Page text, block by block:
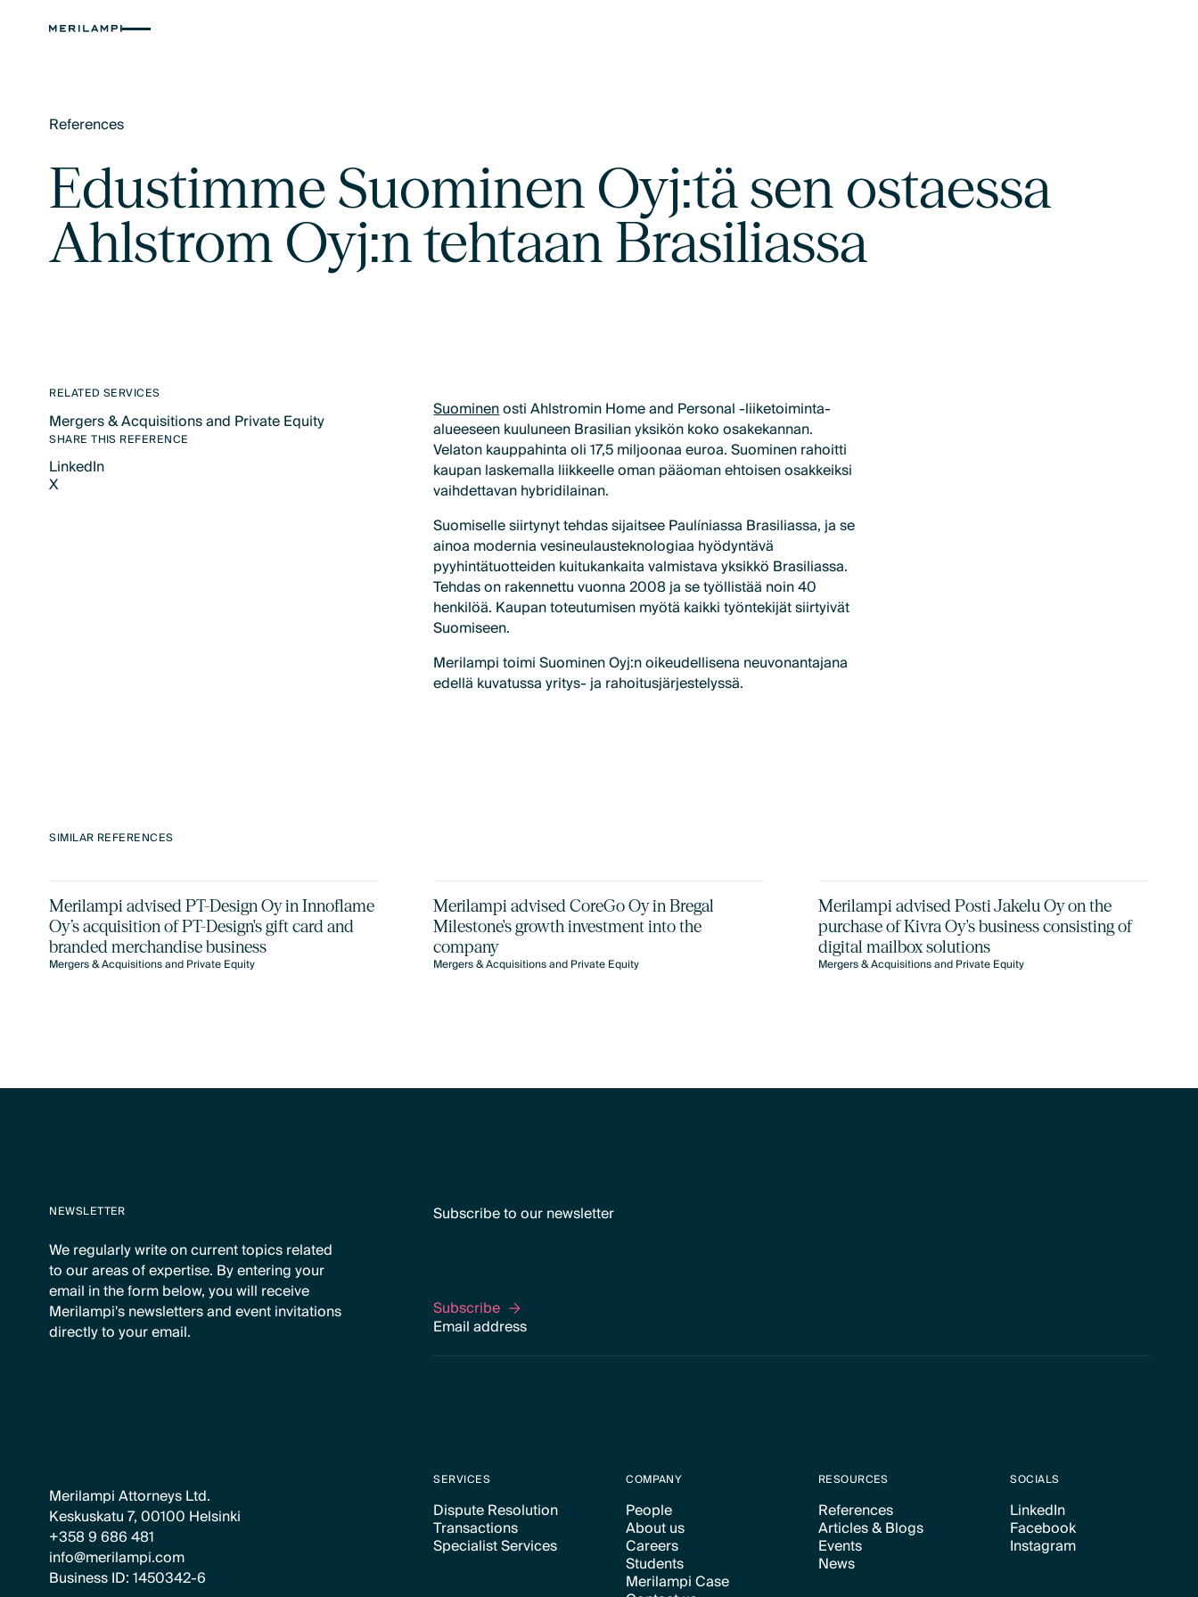
References
Edustimme Suominen Oyj:tä sen ostaessa
Ahlstrom Oyj:n tehtaan Brasiliassa
RELATED SERVICES
Mergers & Acquisitions and Private Equity
Text Link
SHARE THIS REFERENCE
LinkedIn
LinkedIn
X
Suominenosti Ahlstromin Home and Personal -liiketoiminta-
alueeseen kuuluneen Brasilian yksikön koko osakekannan.
Velaton kauppahinta oli 17,5 miljoonaa euroa. Suominen rahoitti
kaupan laskemalla liikkeelle oman pääoman ehtoisen osakkeiksi
vaihdettavan hybridilainan.
Suomiselle siirtynyt tehdas sijaitsee Paulíniassa Brasiliassa, ja se
ainoa modernia vesineulausteknologiaa hyödyntävä
pyyhintätuotteiden kuitukankaita valmistava yksikkö Brasiliassa.
Tehdas on rakennettu vuonna 2008 ja se työllistää noin 40
henkilöä. Kaupan toteutumisen myötä kaikki työntekijät siirtyivät
Suomiseen.
Merilampi toimi Suominen Oyj:n oikeudellisena neuvonantajana
edellä kuvatussa yritys- ja rahoitusjärjestelyssä.
SIMILAR REFERENCES
Merilampi advised PT-Design Oy in Innoflame
Oy’s acquisition of PT-Design's gift card and
branded merchandise business
Mergers & Acquisitions and Private Equity
Merilampi advised CoreGo Oy in Bregal
Milestone's growth investment into the
company
Mergers & Acquisitions and Private Equity
Merilampi advised Posti Jakelu Oy on the
purchase of Kivra Oy's business consisting of
digital mailbox solutions
Mergers & Acquisitions and Private Equity
NEWSLETTER
We regularly write on current topics related
to our areas of expertise. By entering your
email in the form below, you will receive
Merilampi's newsletters and event invitations
directly to your email.
Subscribe to our newsletter
Subscribe
Subscribe
Merilampi Attorneys Ltd.
Keskuskatu 7, 00100 Helsinki
+358 9 686 481
info@merilampi.com
Business ID: 1450342-6
SERVICES
Dispute Resolution
Text Link
Transactions
Text Link
Specialist Services
COMPANY
People
Text Link
About us
Text Link
Careers
Text Link
Students
Text Link
Merilampi Case
RESOURCES
References
Text Link
Articles & Blogs
Text Link
Events
Text Link
News
SOCIALS
LinkedIn
Text Link
Facebook
Text Link
Instagram